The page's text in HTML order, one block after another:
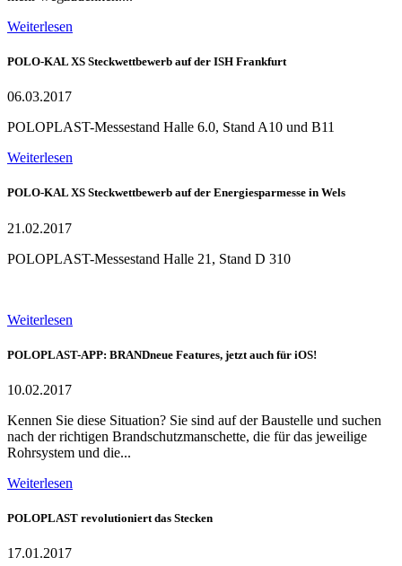
Weiterlesen
POLO-KAL XS Steckwettbewerb auf der ISH Frankfurt
06.03.2017
POLOPLAST-Messestand Halle 6.0, Stand A10 und B11
Weiterlesen
POLO-KAL XS Steckwettbewerb auf der Energiesparmesse in Wels
21.02.2017
POLOPLAST-Messestand Halle 21, Stand D 310
Weiterlesen
POLOPLAST-APP: BRANDneue Features, jetzt auch für iOS!
10.02.2017
Kennen Sie diese Situation? Sie sind auf der Baustelle und suchen
nach der richtigen Brandschutzmanschette, die für das jeweilige
Rohrsystem und die...
Weiterlesen
POLOPLAST revolutioniert das Stecken
17.01.2017